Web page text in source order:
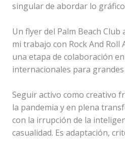
singular de abordar lo
Un flyer del Palm Beach Club
mi trabajo con Rock And Roll
una etapa de colaboración
internacionales para grandes
Seguir activo como creativo
la pandemia y en plena
con la irrupción de la
casualidad. Es adaptación,